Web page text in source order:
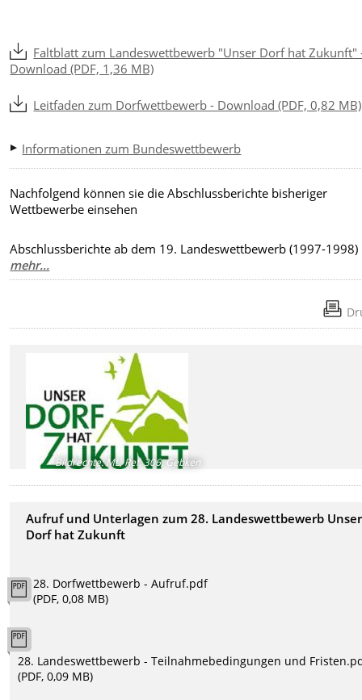
Faltblatt zum Landeswettbewerb "Unser Dorf hat Zukunft"
Download (PDF, 1,36 MB)
Leitfaden zum Dorfwettbewerb - Download (PDF, 0,82 MB)
Informationen zum Bundeswettbewerb
Nachfolgend können sie die Abschlussberichte bisheriger
Wettbewerbe einsehen
Abschlussberichte ab dem 19. Landeswettbewerb (1997-1998)
mehr...
Bildrechte:ML, Ref. 306, Gebken
Aufruf und Unterlagen zum 28. Landeswettbewerb Unser
Dorf hat Zukunft
28. Dorfwettbewerb - Aufruf.pdf
(PDF, 0,08 MB)
28. Landeswettbewerb - Teilnahmebedingungen und
(PDF, 0,09 MB)